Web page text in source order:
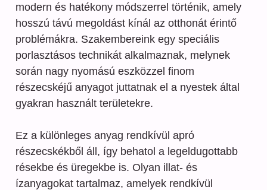
modern és hatékony módszerrel történik, amely
hosszú távú megoldást kínál az otthonát érintő
problémákra. Szakembereink egy speciális
porlasztásos technikát alkalmaznak, melynek
során nagy nyomású eszközzel finom
részecskéjű anyagot juttatnak el a nyestek által
gyakran használt területekre.
Ez a különleges anyag rendkívül apró
részecskékből áll, így behatol a legeldugottabb
résekbe és üregekbe is. Olyan illat- és
ízanyagokat tartalmaz, amelyek rendkívül